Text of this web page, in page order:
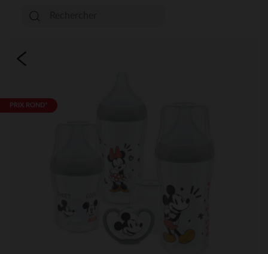
PRIX ROND*